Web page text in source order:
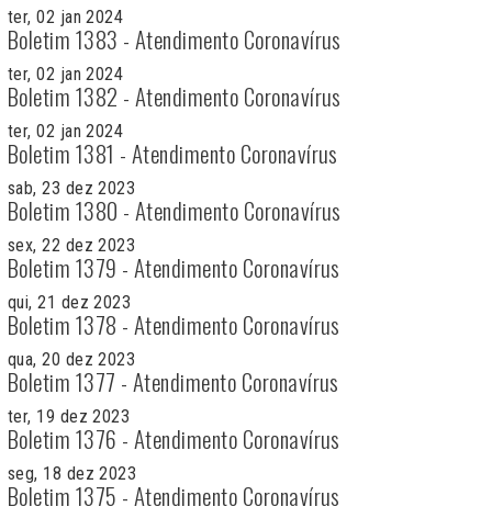
ter, 02 jan 2024
Boletim 1383 - Atendimento Coronavírus
ter, 02 jan 2024
Boletim 1382 - Atendimento Coronavírus
ter, 02 jan 2024
Boletim 1381 - Atendimento Coronavírus
sab, 23 dez 2023
Boletim 1380 - Atendimento Coronavírus
sex, 22 dez 2023
Boletim 1379 - Atendimento Coronavírus
qui, 21 dez 2023
Boletim 1378 - Atendimento Coronavírus
qua, 20 dez 2023
Boletim 1377 - Atendimento Coronavírus
ter, 19 dez 2023
Boletim 1376 - Atendimento Coronavírus
seg, 18 dez 2023
Boletim 1375 - Atendimento Coronavírus